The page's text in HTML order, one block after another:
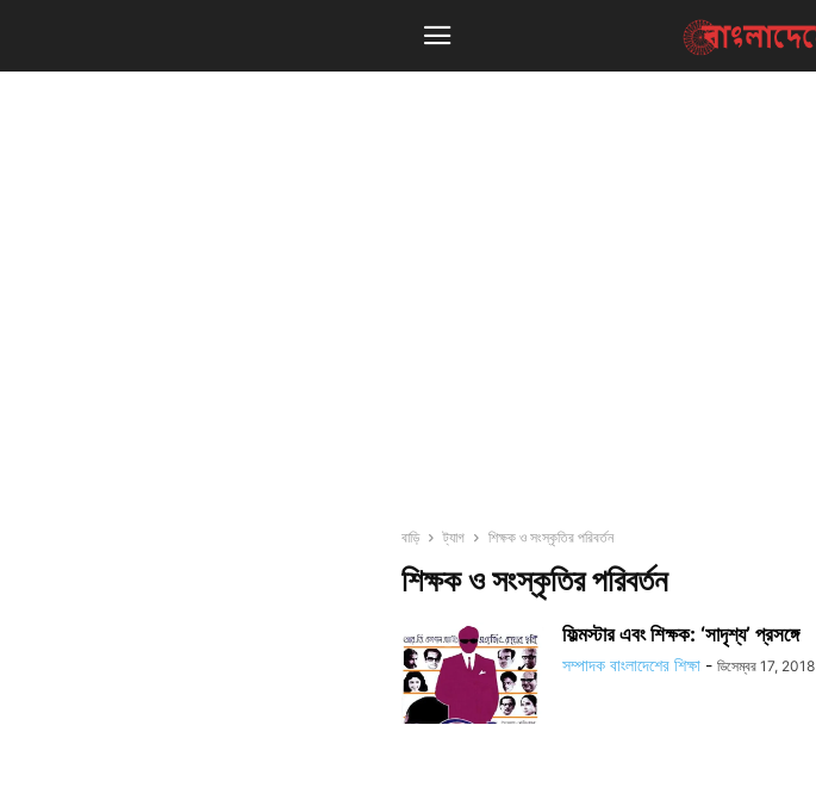
বাড়ি ট্যাগ শিক্ষক ও সংস্কৃতির পরিবর্তন
শিক্ষক ও সংস্কৃতির পরিবর্তন
ফিল্মস্টার এবং শিক্ষক: ‘সাদৃশ্য’ প্রসঙ্গে
সম্পাদক বাংলাদেশের শিক্ষা - ডিসেম্বর 17, 2018